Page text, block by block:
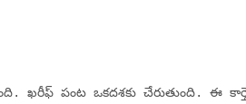
ఖరీఫ్‌ పంట ఒకదశకు చేరుతుంది. ఈ